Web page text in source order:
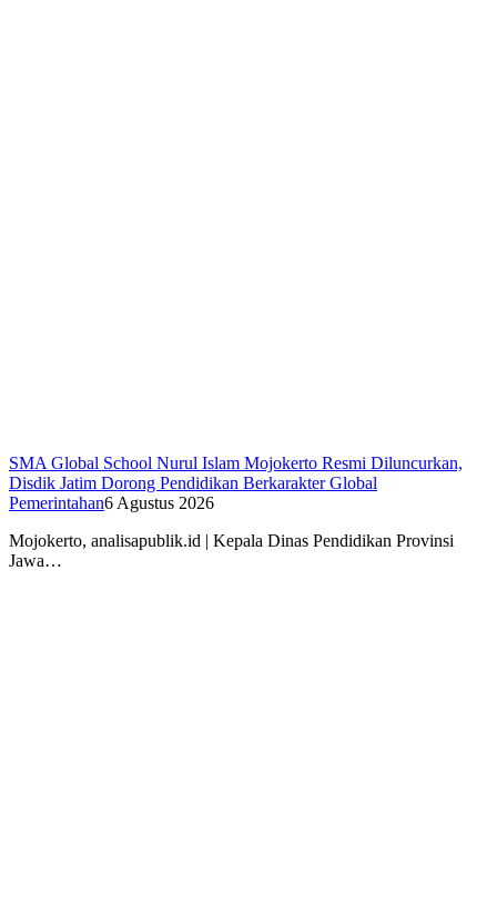
SMA Global School Nurul Islam Mojokerto Resmi Diluncurkan,
Disdik Jatim Dorong Pendidikan Berkarakter Global
Pemerintahan6 Agustus 2026
Mojokerto, analisapublik.id | Kepala Dinas Pendidikan Provinsi
Jawa…